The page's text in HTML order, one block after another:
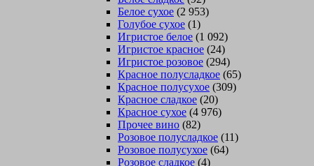
Белое сухое (2 953)
Голубое сухое (1)
Игристое белое (1 092)
Игристое красное (24)
Игристое розовое (294)
Красное полусладкое (65)
Красное полусухое (309)
Красное сладкое (20)
Красное сухое (4 976)
Прочее вино (82)
Розовое полусладкое (11)
Розовое полусухое (64)
Розовое сладкое (4)